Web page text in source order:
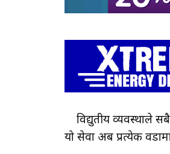
विद्युतीय व्यवस्थाले
यो सेवा अब प्रत्येक